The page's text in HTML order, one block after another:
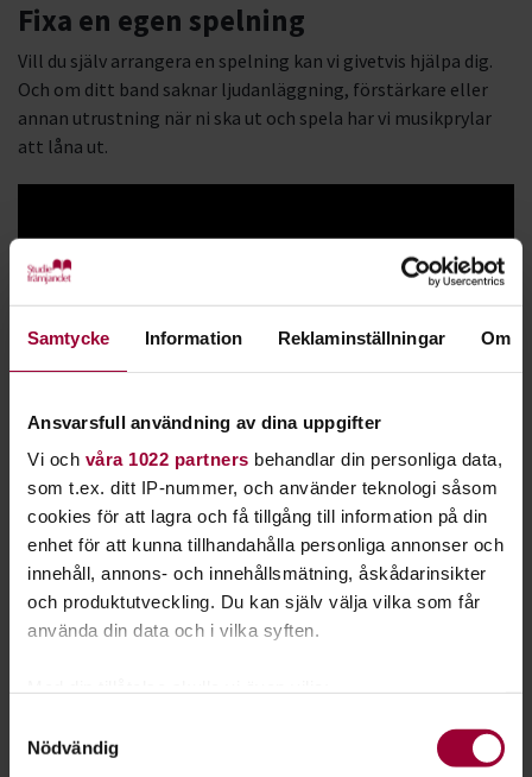
Samtycke Information Reklaminställningar Om
Ansvarsfull användning av dina uppgifter
Vi och våra 1022 partners behandlar din personliga data,
som t.ex. ditt IP-nummer, och använder teknologi såsom
cookies för att lagra och få tillgång till information på din
enhet för att kunna tillhandahålla personliga annonser och
innehåll, annons- och innehållsmätning, åskådarinsikter
och produktutveckling. Du kan själv välja vilka som får
använda din data och i vilka syften.
som kan ha en noggrannhet på upp till flera meter
Nödvändig
Fixa en egen spelning
Vill du själv arrangera en spelning kan vi givetvis hjälpa dig.
Och om ditt band saknar ljudanläggning, förstärkare eller
annan utrustning när ni ska ut och spela har vi musikprylar
att låna ut.
Livespelningar gör er bättre
Att spela inför publik är ett oslagbart sätt att utvecklas som
band. Ni kommer att höra er musik på helt ett annat sätt när
ni står på en scen och får respons av publiken. Dessutom är
en spelning ett konkret mål att jobba emot, och kan
motivera er till den där extra timmen i replokalen som får er
att bli ännu tajtare.
Om ni spelar mycket live finns chansen att ni skapar er ett
Var aktiv och ta egna initiativ